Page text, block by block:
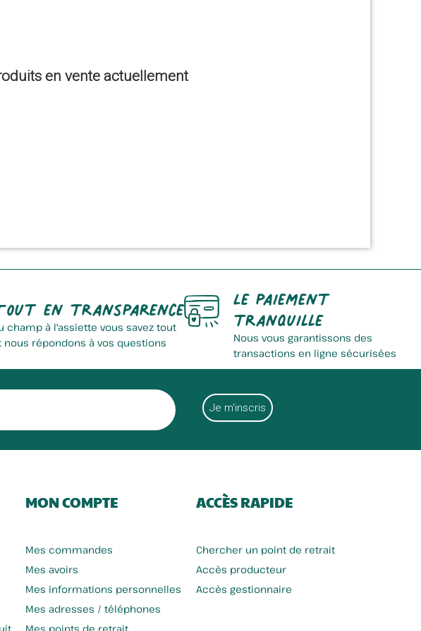
en vente actuellement
en transparence
champ à l'assiette vous savez tout
nous répondons à vos questions
Le paiement
tranquille
Nous vous garantissons des
transactions en ligne sécurisées
MON COMPTE
Mes commandes
Mes avoirs
Mes informations personnelles
Mes adresses / téléphones
ACCÈS RAPIDE
Chercher un point de retrait
Accès producteur
Accès gestionnaire